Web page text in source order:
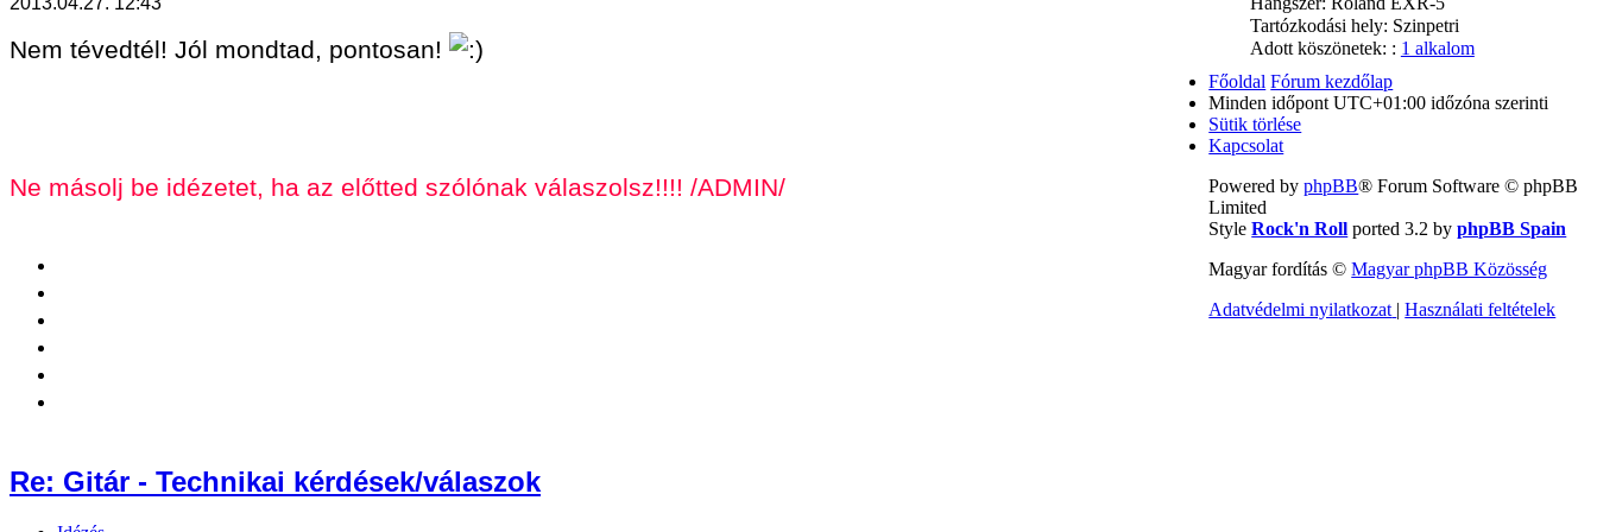
Nem tévedtél! Jól mondtad, pontosan!
Ne másolj be idézetet, ha az előtted szólónak válaszolsz!!!! /ADMIN/
Tartózkodási hely: Szinpetri
Adott köszönetek: : 1 alkalom
Re: Gitár - Technikai kérdések/válaszok
Főoldal Fórum kezdőlap
Minden időpontUTC+01:00 időzóna szerinti
Sütik törlése
Kapcsolat
Powered byphpBB® Forum Software © phpBB
Limited
StyleRock'n Roll ported 3.2 byphpBB Spain
Magyar fordítás ©Magyar phpBB Közösség
Adatvédelmi nyilatkozat |Használati feltételek